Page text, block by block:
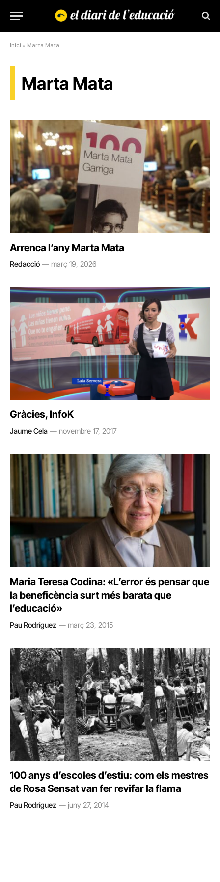
Inici » Marta Mata
Marta Mata
Arrenca l’any Marta Mata
Redacció març 19, 2026
Gràcies, InfoK
Jaume Cela novembre 17, 2017
Maria Teresa Codina: «L’error és pensar que
la beneficència surt més barata que
l’educació»
Pau Rodríguez març 23, 2015
100 anys d’escoles d’estiu: com els mestres
de Rosa Sensat van fer revifar la flama
Pau Rodríguez juny 27, 2014